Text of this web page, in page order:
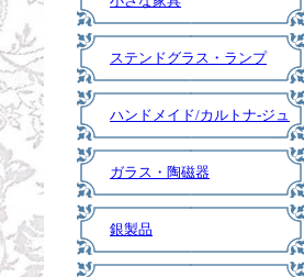
ステンドグラス・ランプ
ハンドメイド/カルトナ-ジュ
ガラス・陶磁器
銀製品